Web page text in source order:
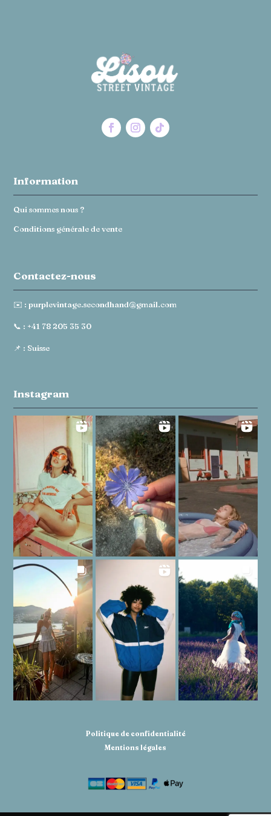
Information
Qui sommes nous ?
Conditions générale de vente
Contactez-nous
✉️ :purplevintage.secondhand@gmail.com
📞 : +41 78 205 35 30
📌 : Suisse
Instagram
Politique de confidentialité
Mentions légales